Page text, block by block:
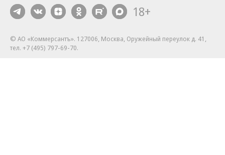
Благотворительный фонд
18+ реклама